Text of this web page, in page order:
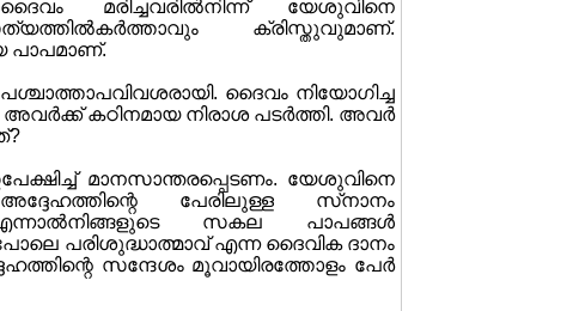
മരിച്ചവരില്‍നിന്ന് യേശുവിനെ
ക്രിസ്തുവുമാണ്.
പാപമാണ്.
ദൈവം നിയോഗിച്ച
കഠിനമായ നിരാശ പടര്‍ത്തി. അവര്‍
മാനസാന്തരപ്പെടണം. യേശുവിനെ
പേരിലുള്ള സ്‌നാനം
സകല പാപങ്ങള്‍
പരിശുദ്ധാത്മാവ് എന്ന ദൈവിക ദാനം
സന്ദേശം മൂവായിരത്തോളം പേര്‍